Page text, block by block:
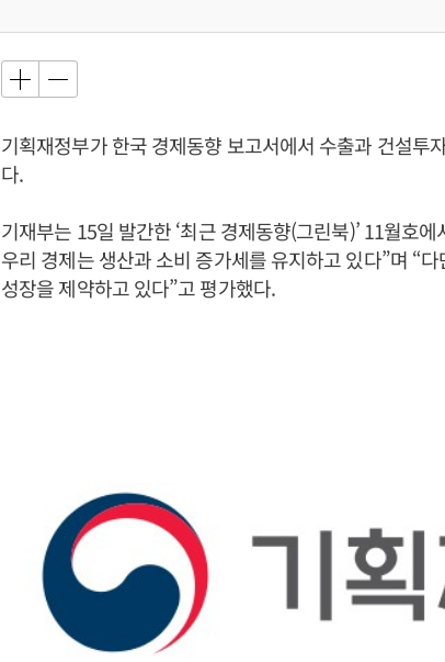
기획재정부가 한국 경제동향 보고서에서 수출과 건설투
다.
기재부는 15일 발간한 ‘최근 경제동향(그린북)’ 11월호
우리 경제는 생산과 소비 증가세를 유지하고 있다”며 “
성장을 제약하고 있다”고 평가했다.